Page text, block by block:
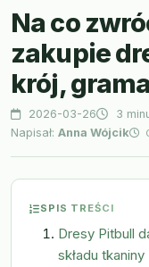
Na co
zakupie
krój,
2026-03-26 3
Napisał: Anna Wójcik
SPIS TREŚCI
Dresy Pitbull
składu tkaniny